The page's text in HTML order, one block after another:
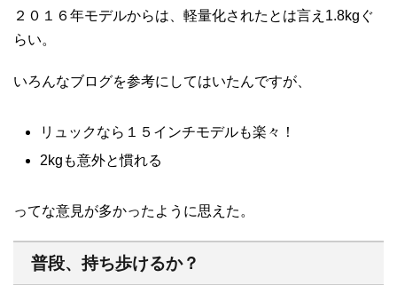
２０１６年モデルからは、軽量化されたとは言え1.8kgぐ
らい。
いろんなブログを参考にしてはいたんですが、
リュックなら１５インチモデルも楽々！
2kgも意外と慣れる
ってな意見が多かったように思えた。
普段、持ち歩けるか？